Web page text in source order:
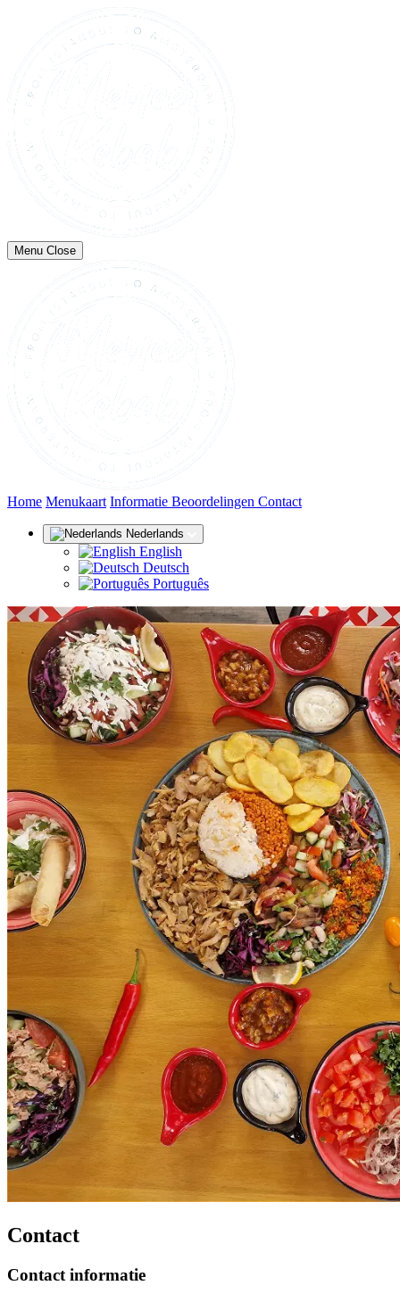
Menu Close
Home Menukaart Informatie Beoordelingen Contact(huidige)
Nederlands
English
Deutsch
Português
Contact
Contact informatie